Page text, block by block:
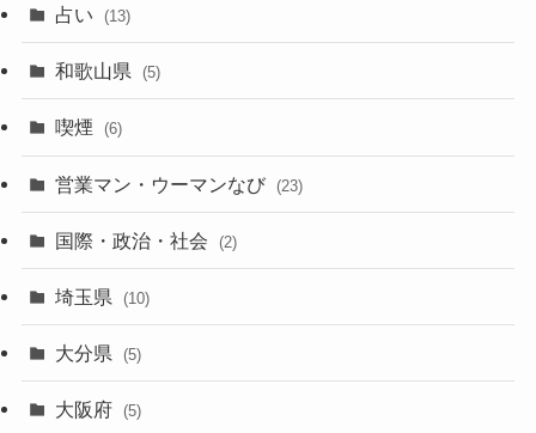
占い (13)
和歌山県 (5)
喫煙 (6)
営業マン・ウーマンなび (23)
国際・政治・社会 (2)
埼玉県 (10)
大分県 (5)
大阪府 (5)